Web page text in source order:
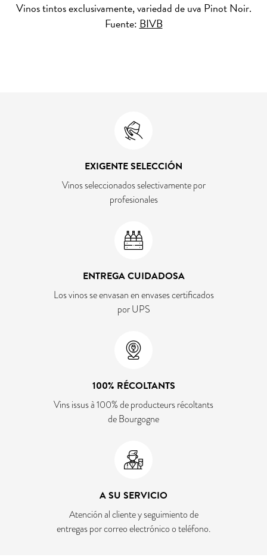
Vinos tintos exclusivamente, variedad de uva Pinot Noir.
Fuente: BIVB
EXIGENTE SELECCIÓN
Vinos seleccionados selectivamente por
profesionales
ENTREGA CUIDADOSA
Los vinos se envasan en envases certificados
por UPS
100% RÉCOLTANTS
Vins issus à 100% de producteurs récoltants
de Bourgogne
A SU SERVICIO
Atención al cliente y seguimiento de
entregas por correo electrónico o teléfono.